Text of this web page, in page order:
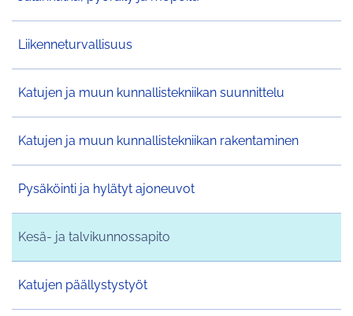
Liikenneturvallisuus
Katujen ja muun kunnallistekniikan suunnittelu
Katujen ja muun kunnallistekniikan rakentaminen
Pysäköinti ja hylätyt ajoneuvot
Kesä- ja talvikunnossapito
Katujen päällystystyöt